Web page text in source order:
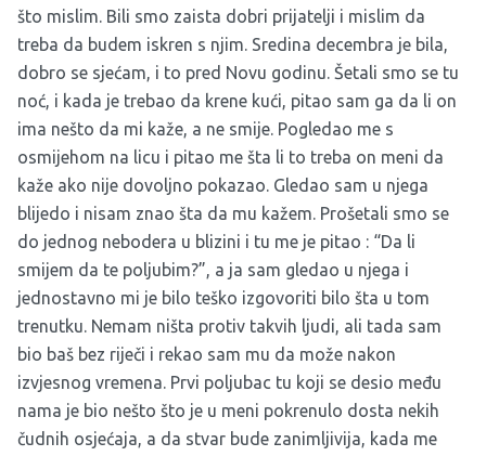
što mislim. Bili smo zaista dobri prijatelji i mislim da
treba da budem iskren s njim. Sredina decembra je bila,
dobro se sjećam, i to pred Novu godinu. Šetali smo se tu
noć, i kada je trebao da krene kući, pitao sam ga da li on
ima nešto da mi kaže, a ne smije. Pogledao me s
osmijehom na licu i pitao me šta li to treba on meni da
kaže ako nije dovoljno pokazao. Gledao sam u njega
blijedo i nisam znao šta da mu kažem. Prošetali smo se
do jednog nebodera u blizini i tu me je pitao : “Da li
smijem da te poljubim?”, a ja sam gledao u njega i
jednostavno mi je bilo teško izgovoriti bilo šta u tom
trenutku. Nemam ništa protiv takvih ljudi, ali tada sam
bio baš bez riječi i rekao sam mu da može nakon
izvjesnog vremena. Prvi poljubac tu koji se desio među
nama je bio nešto što je u meni pokrenulo dosta nekih
čudnih osjećaja, a da stvar bude zanimljivija, kada me